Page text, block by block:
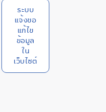
ระบบ
แจ้งขอ
แก้ไข
ข้อมูล
ใน
เว็บไซต์